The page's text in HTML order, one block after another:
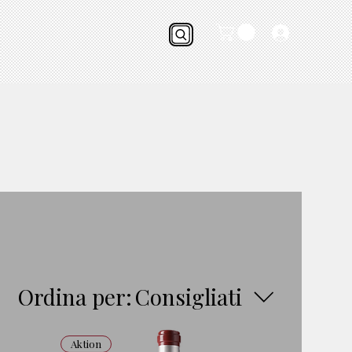
Ordina per:Consigliati
Aktion